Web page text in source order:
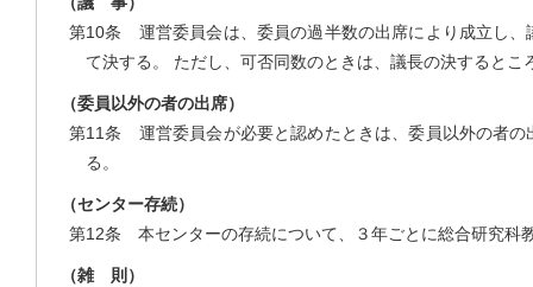
第10条 運営委員会は、委員の過半数の出席により成立し、
て決する。 ただし、可否同数のときは、議長の決するとこ
（委員以外の者の出席）
第11条 運営委員会が必要と認めたときは、委員以外の者の
る。
（センター存続）
第12条 本センターの存続について、３年ごとに総合研究科
（雑 則）